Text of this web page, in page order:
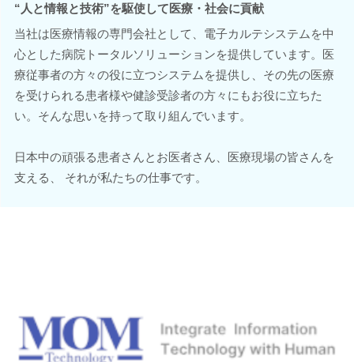
“人と情報と技術”を駆使して医療・社会に貢献
当社は医療情報の専門会社として、電子カルテシステムを中
心とした病院トータルソリューションを提供しています。医
療従事者の方々の役に立つシステムを提供し、その先の医療
を受けられる患者様や健診受診者の方々にもお役に立ちた
い。そんな思いを持って取り組んでいます。
日本中の頑張る患者さんとお医者さん、医療現場の皆さんを
支える、 それが私たちの仕事です。